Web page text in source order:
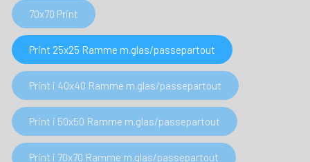
70x70 Print
Print 25x25 Ramme m.glas/passepartout
Print i 40x40 Ramme m.glas/passepartout
Print i 50x50 Ramme m.glas/passepartout
Print i 70x70 Ramme m.glas/passepartout